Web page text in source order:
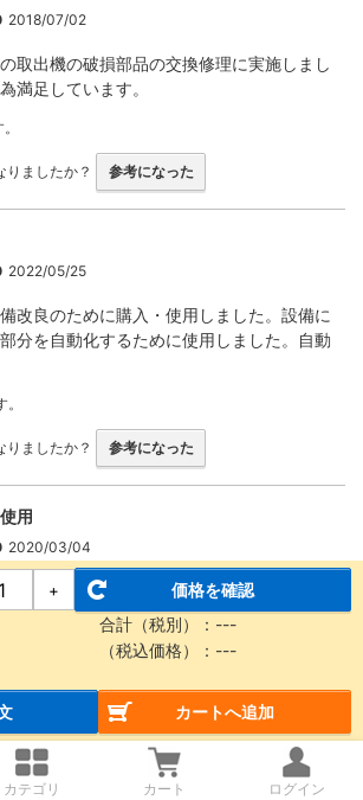
5
2018/07/02
取出機の破損部品の交換修理に実施しまし
満足しています。
りましたか？ 参考になった
4
2022/05/25
改良のために購入・使用しました。設備に
分を自動化するために使用しました。自動
りましたか？ 参考になった
用
4
2020/03/04
で動かす際に使用しました。 ストロークが
計に組み込みやすい、取り付け金具が便利
ましたか？ 参考になった
+
価格を確認
合計（税別）： ---
（税込価格）： ---
カートへ追加
カテゴリ カート ログイン